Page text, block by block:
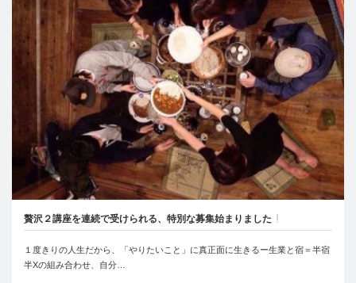
贅沢２講座を連続で受けられる、特別な募集始まりました
１度きりの人生だから、「やりたいこと」に真正面に生きるー生業と宿＝半宿
半Xの組み合わせ、自分…